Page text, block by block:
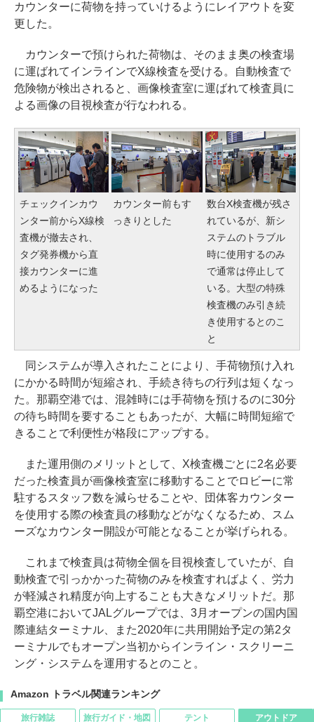
カウンターに荷物を持っていけるようにレイアウトを変
更した。
カウンターで預けられた荷物は、そのまま奥の検査場
に運ばれてインラインでX線検査を受ける。自動検査で
危険物が検出されると、画像検査室に運ばれて検査員に
よる画像の目視検査が行なわれる。
チェックインカウ
ンター前からX線検
査機が撤去され、
タグ発券機から直
接カウンターに進
めるようになった
カウンター前もす
っきりとした
数台X検査機が残さ
れているが、新シ
ステムのトラブル
時に使用するのみ
で通常は停止して
いる。大型の特殊
検査機のみ引き続
き使用するとのこ
と
同システムが導入されたことにより、手荷物預け入れ
にかかる時間が短縮され、手続き待ちの行列は短くなっ
た。那覇空港では、混雑時には手荷物を預けるのに30分
の待ち時間を要することもあったが、大幅に時間短縮で
きることで利便性が格段にアップする。
また運用側のメリットとして、X検査機ごとに2名必要
だった検査員が画像検査室に移動することでロビーに常
駐するスタッフ数を減らせることや、団体客カウンター
を使用する際の検査員の移動などがなくなるため、スム
ーズなカウンター開設が可能となることが挙げられる。
これまで検査員は荷物全個を目視検査していたが、自
動検査で引っかかった荷物のみを検査すればよく、労力
が軽減され精度が向上することも大きなメリットだ。那
覇空港においてJALグループでは、3月オープンの国内国
際連結ターミナル、また2020年に共用開始予定の第2タ
ーミナルでもオープン当初からインライン・スクリーニ
ング・システムを運用するとのこと。
Amazon トラベル関連ランキング
旅行雑誌 旅行ガイド・地図 テント アウトドア